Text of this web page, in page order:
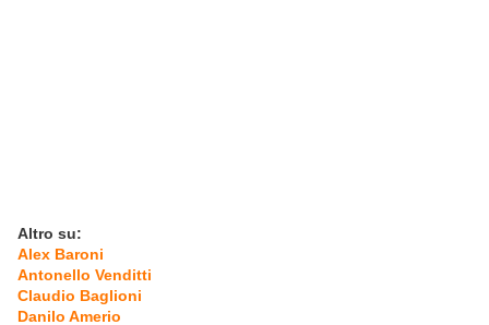
Altro su:
Alex Baroni
Antonello Venditti
Claudio Baglioni
Danilo Amerio